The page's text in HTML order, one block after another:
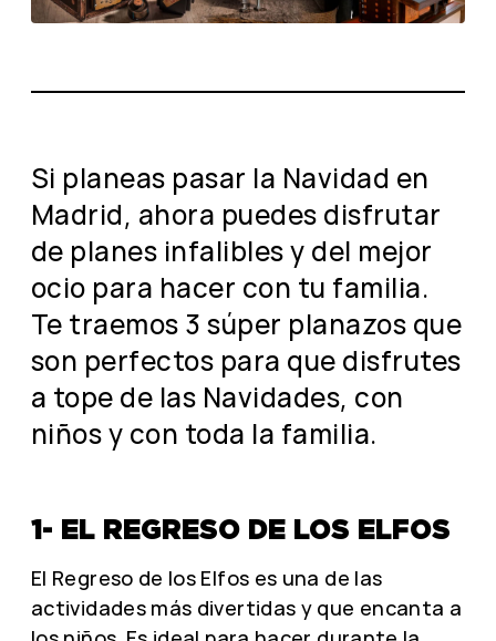
Si planeas pasar la Navidad en
Madrid, ahora puedes disfrutar
de planes infalibles y del mejor
ocio para hacer con tu familia.
Te traemos 3 súper planazos que
son perfectos para que disfrutes
a tope de las Navidades, con
niños y con toda la familia.
1- EL REGRESO DE LOS ELFOS
El Regreso de los Elfos es una de las
actividades más divertidas y que encanta a